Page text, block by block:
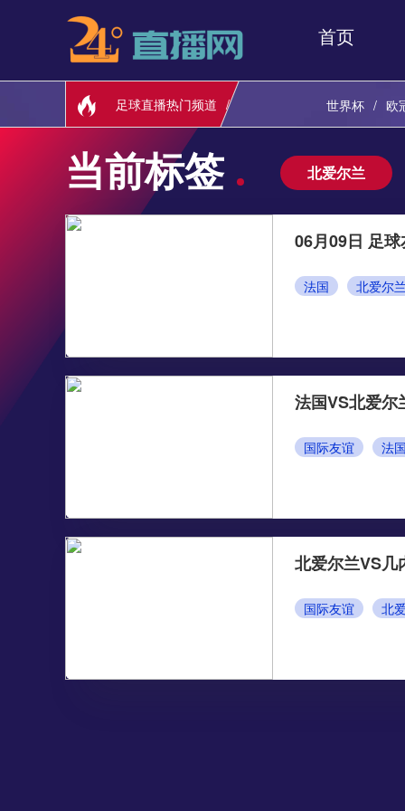
首页
足球直播热门频道 世界杯 欧
当前标签 北爱尔兰
06月09日 足
法国 北爱尔兰
法国VS北爱尔
国际友谊 法国
北爱尔兰VS几
国际友谊 北